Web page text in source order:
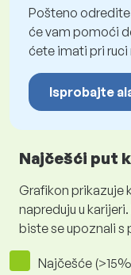
Pošteno
će vam pomoći
ćete imati pri
Isprobajte
Najčešći put
Grafikon prikazuje
napreduju u
biste se upoznali
Najčešće